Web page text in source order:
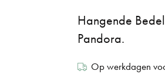
Hangende
Pandora.
Op werkdagen